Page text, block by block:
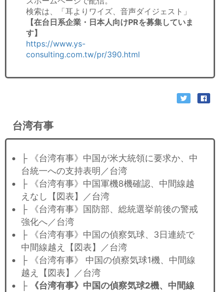
検索は、「耳よりワイズ、音声ダイジェスト」
【在台日系企業・日本人向けPRを募集していま
す】
https://www.ys-
consulting.com.tw/pr/390.html
台湾有事
├ 《台湾有事》中国が米大統領に要求か、中
台統一への支持表明／台湾
├ 《台湾有事》中国軍機8機確認、中間線越
えなし【図表】／台湾
├ 《台湾有事》国防部、総統選挙前後の警戒
強化へ／台湾
├ 《台湾有事》中国の偵察気球、3日連続で
中間線越え【図表】／台湾
├ 《台湾有事》 中国の偵察気球1機、中間線
越え【図表】／台湾
├
《台湾有事》中国の偵察気球2機、中間線